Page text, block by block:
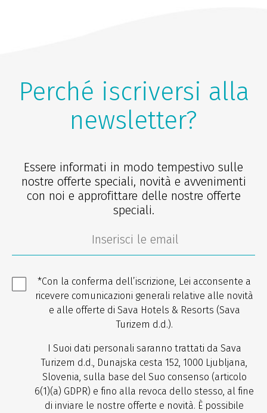
Perché iscriversi alla
newsletter?
Essere informati in modo tempestivo sulle
nostre offerte speciali, novità e avvenimenti
con noi e approfittare delle nostre offerte
speciali.
*Con la conferma dell’iscrizione, Lei acconsente a
ricevere comunicazioni generali relative alle novità
e alle offerte di Sava Hotels & Resorts (Sava
Turizem d.d.).
I Suoi dati personali saranno trattati da Sava
Turizem d.d., Dunajska cesta 152, 1000 Ljubljana,
Slovenia, sulla base del Suo consenso (articolo
6(1)(a) GDPR) e fino alla revoca dello stesso, al fine
di inviare le nostre offerte e novità. È possibile